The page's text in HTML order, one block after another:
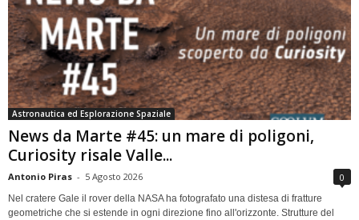
Astronautica ed Esplorazione Spaziale
News da Marte #45: un mare di poligoni,
Curiosity risale Valle...
Antonio Piras - 5 Agosto 2026 0
Nel cratere Gale il rover della NASA ha fotografato una distesa di fratture
geometriche che si estende in ogni direzione fino all'orizzonte. Strutture del